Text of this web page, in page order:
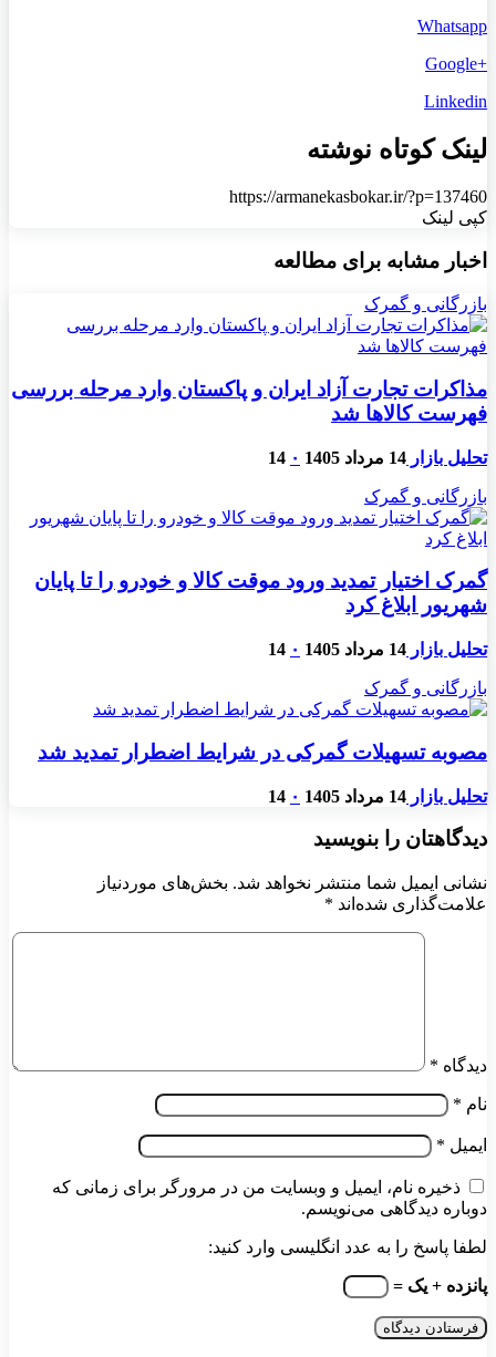
Whatsapp
+Google
Linkedin
لینک کوتاه نوشته
https://armanekasbokar.ir/?p=137460
کپی لینک
اخبار مشابه برای مطالعه
بازرگانی و گمرک
مذاکرات تجارت آزاد ایران و پاکستان وارد مرحله بررسی
فهرست کالاها شد
تحلیل بازار 14 مرداد 1405 ۰ 14
بازرگانی و گمرک
گمرک اختیار تمدید ورود موقت کالا و خودرو را تا پایان
شهریور ابلاغ کرد
تحلیل بازار 14 مرداد 1405 ۰ 14
بازرگانی و گمرک
مصوبه تسهیلات گمرکی در شرایط اضطرار تمدید شد
تحلیل بازار 14 مرداد 1405 ۰ 14
دیدگاهتان را بنویسید
نشانی ایمیل شما منتشر نخواهد شد. بخش‌های موردنیاز
علامت‌گذاری شده‌اند *
دیدگاه *
نام *
ایمیل *
ذخیره نام، ایمیل و وبسایت من در مرورگر برای زمانی که
دوباره دیدگاهی می‌نویسم.
لطفا پاسخ را به عدد انگلیسی وارد کنید:
پانزده + یک =